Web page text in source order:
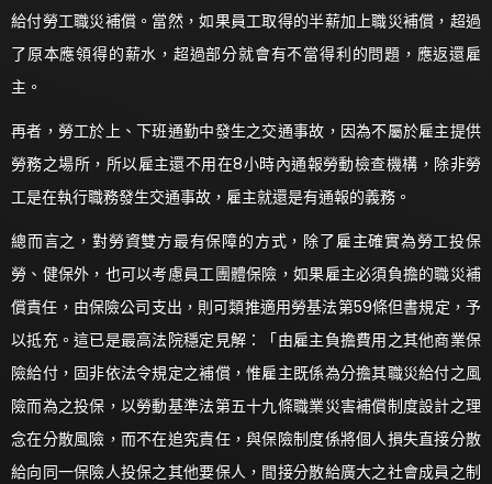
給付勞工職災補償。當然，如果員工取得的半薪加上職災補償，超過
了原本應領得的薪水，超過部分就會有不當得利的問題，應返還雇
主。
再者，勞工於上、下班通勤中發生之交通事故，因為不屬於雇主提供
勞務之場所，所以雇主還不用在8小時內通報勞動檢查機構，除非勞
工是在執行職務發生交通事故，雇主就還是有通報的義務。
總而言之，對勞資雙方最有保障的方式，除了雇主確實為勞工投保
勞、健保外，也可以考慮員工團體保險，如果雇主必須負擔的職災補
償責任，由保險公司支出，則可類推適用勞基法第59條但書規定，予
以抵充。這已是最高法院穩定見解：「由雇主負擔費用之其他商業保
險給付，固非依法令規定之補償，惟雇主既係為分擔其職災給付之風
險而為之投保，以勞動基準法第五十九條職業災害補償制度設計之理
念在分散風險，而不在追究責任，與保險制度係將個人損失直接分散
給向同一保險人投保之其他要保人，間接分散給廣大之社會成員之制